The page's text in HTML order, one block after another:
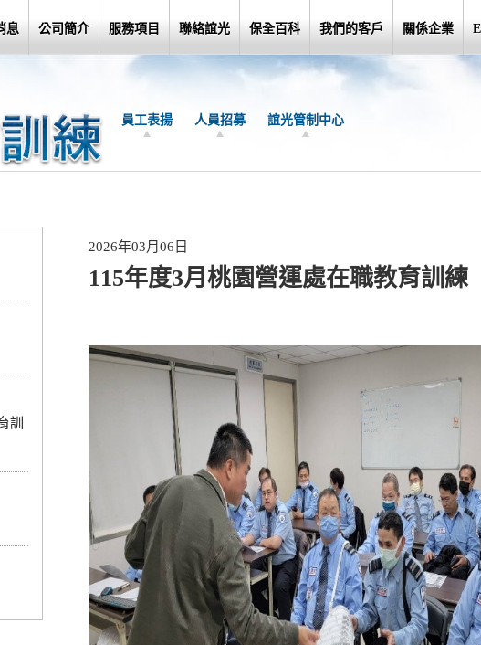
息 公司簡介 服務項目 聯絡誼光 保全百科 我們的客戶 關係企業
員工表揚 人員招募 誼光管制中心
訓
2026年03月06日
115年度3月桃園營運處在職教育訓練